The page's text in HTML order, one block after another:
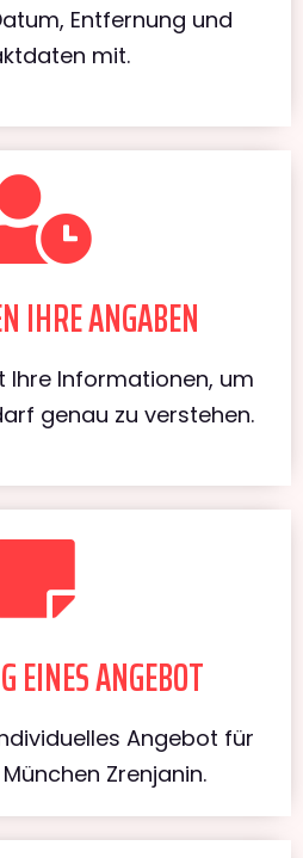
Entfernung und
mit.
IHRE ANGABEN
Ihre Informationen, um
genau zu verstehen.
EINES ANGEBOT
Angebot für
Zrenjanin.